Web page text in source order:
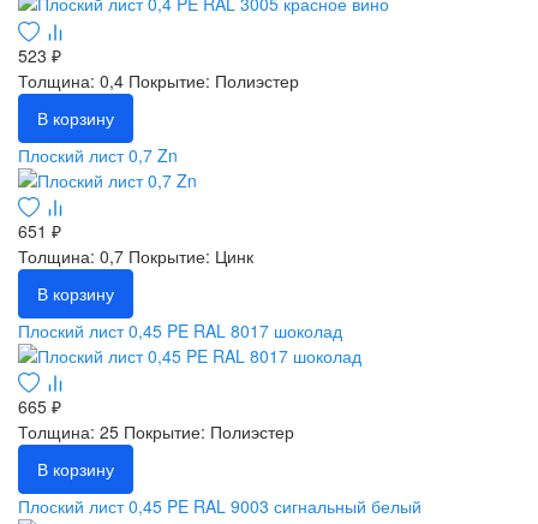
523 ₽
Толщина: 0,4 Покрытие: Полиэстер
В корзину
Плоский лист 0,7 Zn
651 ₽
Толщина: 0,7 Покрытие: Цинк
В корзину
Плоский лист 0,45 PE RAL 8017 шоколад
665 ₽
Толщина: 25 Покрытие: Полиэстер
В корзину
Плоский лист 0,45 PE RAL 9003 сигнальный белый